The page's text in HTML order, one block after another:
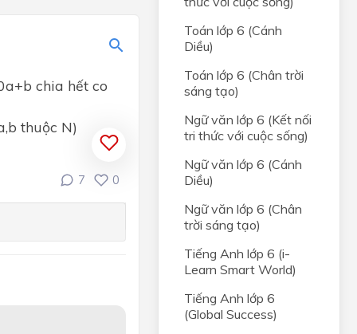
chia hết co
thuộc N)
7 0
Toán lớp 6 (Cánh
Diều)
Toán lớp 6 (Chân trời
sáng tạo)
Ngữ văn lớp 6 (Kết nối
tri thức với cuộc sống)
Ngữ văn lớp 6 (Cánh
Diều)
Ngữ văn lớp 6 (Chân
trời sáng tạo)
Tiếng Anh lớp 6 (i-
Learn Smart World)
Tiếng Anh lớp 6
(Global Success)